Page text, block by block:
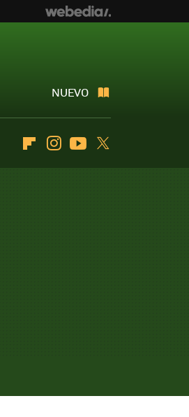
NUEVO
FlipboardInstagramYoutube